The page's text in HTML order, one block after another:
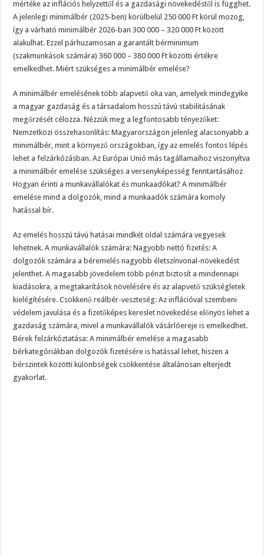
mértéke az inflációs helyzettől és a gazdasági növekedéstől is függhet.
A jelenlegi minimálbér (2025-ben) körülbelül 250 000 Ft körül mozog,
így a várható minimálbér 2026-ban 300 000 – 320 000 Ft között
alakulhat. Ezzel párhuzamosan a garantált bérminimum
(szakmunkások számára) 360 000 – 380 000 Ft közötti értékre
emelkedhet. Miért szükséges a minimálbér emelése?
A minimálbér emelésének több alapvető oka van, amelyek mindegyike
a magyar gazdaság és a társadalom hosszú távú stabilitásának
megőrzését célozza. Nézzük meg a legfontosabb tényezőket:
Nemzetközi összehasonlítás: Magyarországon jelenleg alacsonyabb a
minimálbér, mint a környező országokban, így az emelés fontos lépés
lehet a felzárkózásban. Az Európai Unió más tagállamaihoz viszonyítva
a minimálbér emelése szükséges a versenyképesség fenntartásához
Hogyan érinti a munkavállalókat és munkaadókat? A minimálbér
emelése mind a dolgozók, mind a munkaadók számára komoly
hatással bír.
Az emelés hosszú távú hatásai mindkét oldal számára vegyesek
lehetnek. A munkavállalók számára: Nagyobb nettó fizetés: A
dolgozók számára a béremelés nagyobb életszínvonal-növekedést
jelenthet. A magasabb jövedelem több pénzt biztosít a mindennapi
kiadásokra, a megtakarítások növelésére és az alapvető szükségletek
kielégítésére. Csökkenő reálbér-veszteség: Az inflációval szembeni
védelem javulása és a fizetőképes kereslet növekedése előnyös lehet a
gazdaság számára, mivel a munkavállalók vásárlóereje is emelkedhet.
Bérek felzárkóztatása: A minimálbér emelése a magasabb
bérkategóriákban dolgozók fizetésére is hatással lehet, hiszen a
bérszintek közötti különbségek csökkentése általánosan elterjedt
gyakorlat.